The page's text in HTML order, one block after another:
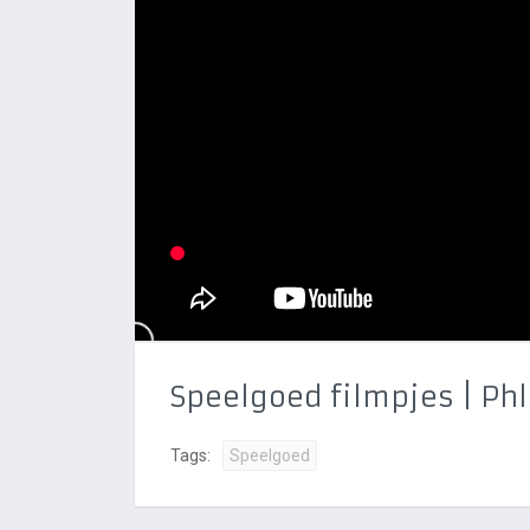
Speelgoed filmpjes |
Tags: Speelgoed